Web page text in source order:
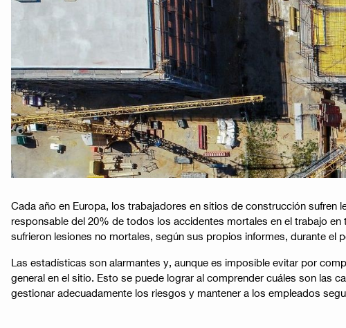
Cada año en Europa, los trabajadores en sitios de construcción
responsable del 20% de todos los accidentes mortales en el trabajo
sufrieron lesiones no mortales, según sus propios informes, durante el
Las estadísticas son alarmantes y, aunque es imposible evitar por
general en el sitio. Esto se puede lograr al comprender cuáles son las
gestionar adecuadamente los riesgos y mantener a los empleados